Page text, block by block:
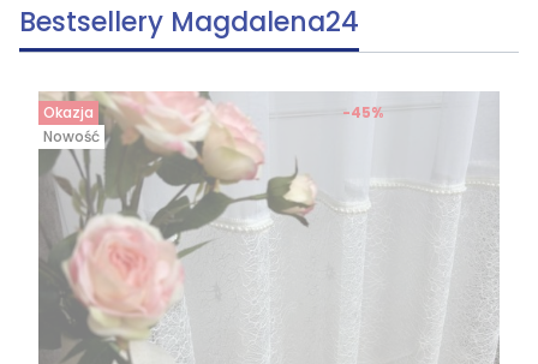
Bestsellery Magdalena24
Okazja
Nowość
-45%